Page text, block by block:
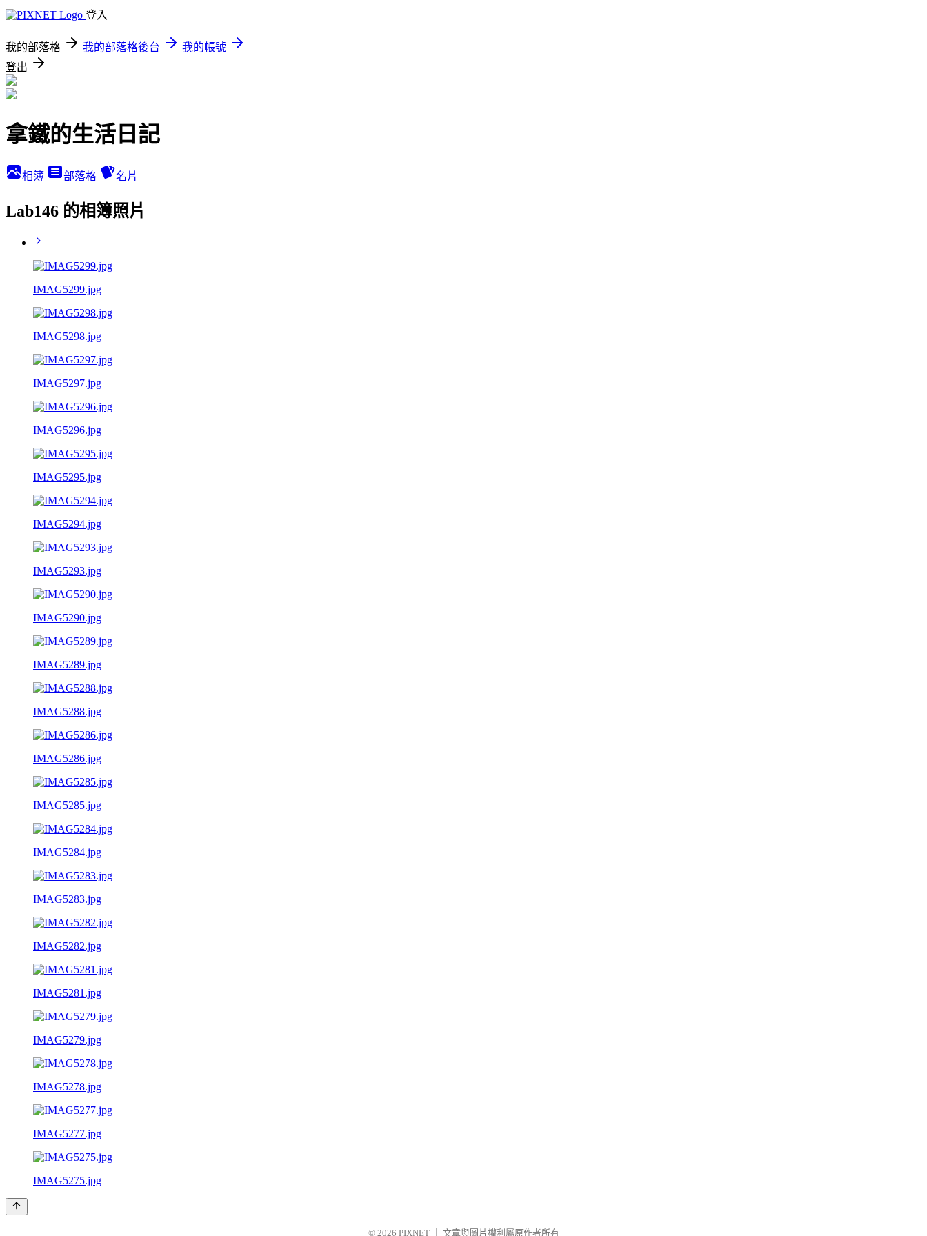
登入
我的部落格 我的部落格後台
我的帳號
登出
拿鐵的生活日記
相簿 部落格 名片
Lab146 的相簿照片
IMAG5299.jpg
IMAG5298.jpg
IMAG5297.jpg
IMAG5296.jpg
IMAG5295.jpg
IMAG5294.jpg
IMAG5293.jpg
IMAG5290.jpg
IMAG5289.jpg
IMAG5288.jpg
IMAG5286.jpg
IMAG5285.jpg
IMAG5284.jpg
IMAG5283.jpg
IMAG5282.jpg
IMAG5281.jpg
IMAG5279.jpg
IMAG5278.jpg
IMAG5277.jpg
IMAG5275.jpg
© 2026 PIXNET 文章與圖片權利屬原作者所有